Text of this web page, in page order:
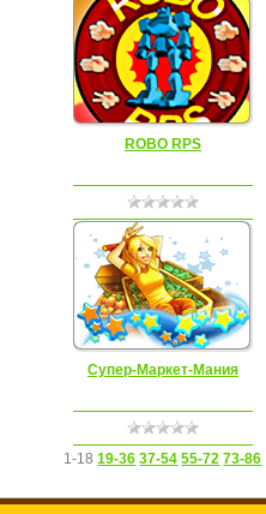
ROBO RPS
Супер-Маркет-Мания
1-18 19-36 37-54 55-72 73-86